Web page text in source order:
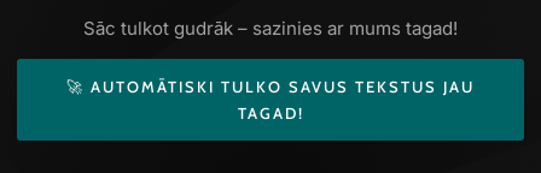
Sāc tulkot gudrāk – sazinies ar mums tagad!
🚀 AUTOMĀTISKI TULKO SAVUS TEKSTUS JAU
TAGAD!